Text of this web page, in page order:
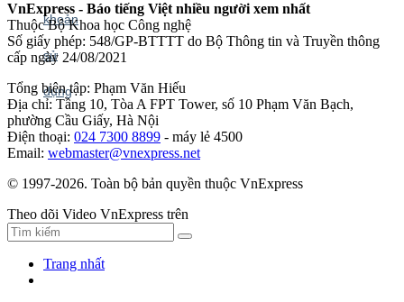
VnExpress - Báo tiếng Việt nhiều người xem nhất
Thuộc Bộ Khoa học Công nghệ
Số giấy phép: 548/GP-BTTTT do Bộ Thông tin và Truyền thông
cấp ngày 24/08/2021
Tổng biên tập: Phạm Văn Hiếu
Địa chỉ: Tầng 10, Tòa A FPT Tower, số 10 Phạm Văn Bạch,
phường Cầu Giấy, Hà Nội
Điện thoại: 024 7300 8899 - máy lẻ 4500
Email: webmaster@vnexpress.net
© 1997-2026. Toàn bộ bản quyền thuộc VnExpress
Theo dõi Video VnExpress trên
Trang nhất